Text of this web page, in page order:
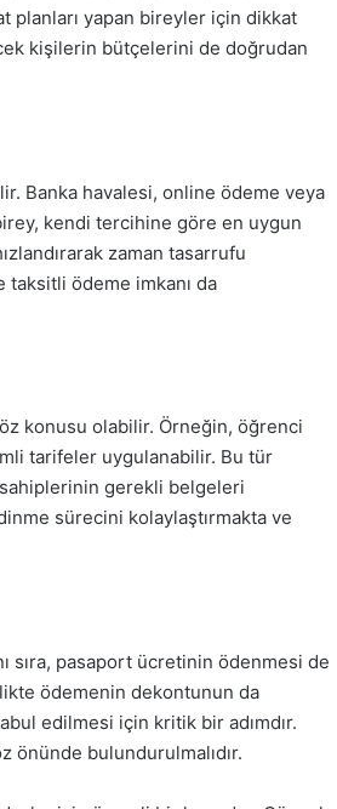
yapan bireyler için dikkat
kişilerin bütçelerini de doğrudan
Banka havalesi, online ödeme veya
kendi tercihine göre en uygun
zaman tasarrufu
taksitli ödeme imkanı da
konusu olabilir. Örneğin, öğrenci
tarifeler uygulanabilir. Bu tür
gerekli belgeleri
sürecini kolaylaştırmakta ve
sıra, pasaport ücretinin ödenmesi de
ödemenin dekontunun da
edilmesi için kritik bir adımdır.
önünde bulundurulmalıdır.